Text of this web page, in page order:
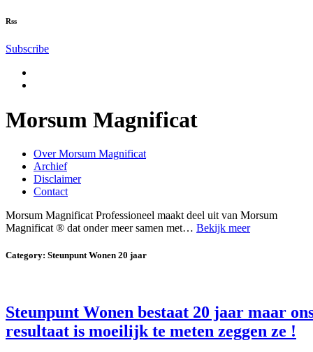
Rss
Subscribe
Morsum Magnificat
Over Morsum Magnificat
Archief
Disclaimer
Contact
Morsum Magnificat Professioneel maakt deel uit van Morsum
Magnificat ® dat onder meer samen met… Bekijk meer
Category: Steunpunt Wonen 20 jaar
Steunpunt Wonen bestaat 20 jaar maar
resultaat is moeilijk te meten zeggen ze !